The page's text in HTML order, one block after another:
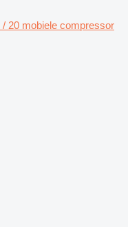
/ 20 mobiele compressor